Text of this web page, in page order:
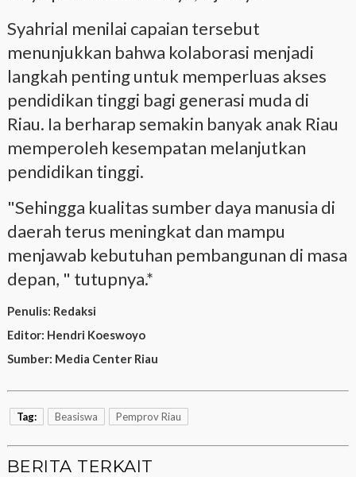
Syahrial menilai capaian tersebut
menunjukkan bahwa kolaborasi menjadi
langkah penting untuk memperluas akses
pendidikan tinggi bagi generasi muda di
Riau. Ia berharap semakin banyak anak Riau
memperoleh kesempatan melanjutkan
pendidikan tinggi.
"Sehingga kualitas sumber daya manusia di
daerah terus meningkat dan mampu
menjawab kebutuhan pembangunan di masa
depan, " tutupnya.*
Penulis: Redaksi
Editor: Hendri Koeswoyo
Sumber: Media Center Riau
Tag: Beasiswa Pemprov Riau
BERITA TERKAIT